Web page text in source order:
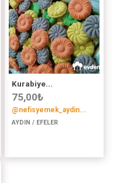
Kurabiye...
75,00₺
@nefisyemek_aydin...
AYDIN / EFELER